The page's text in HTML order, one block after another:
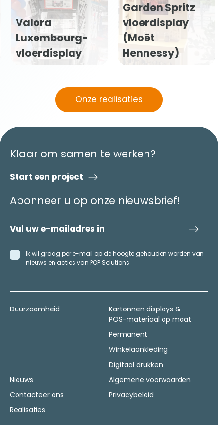
Valora
Luxembourg-
vloerdisplay
Garden Spritz
vloerdisplay
(Moët
Hennessy)
Onze realisaties
Klaar om samen te werken?
Start een project
Abonneer u op onze nieuwsbrief!
Ik wil graag per e-mail op de hoogte gehouden worden van
nieuws en acties van POP Solutions
Duurzaamheid
Kartonnen displays &
POS-materiaal op maat
Permanent
Winkelaankleding
Digitaal drukken
Nieuws
Contacteer ons
Realisaties
Algemene voorwaarden
Privacybeleid